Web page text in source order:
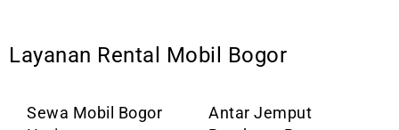
Layanan Rental Mobil Bogor
Sewa Mobil Bogor
Antar Jemput